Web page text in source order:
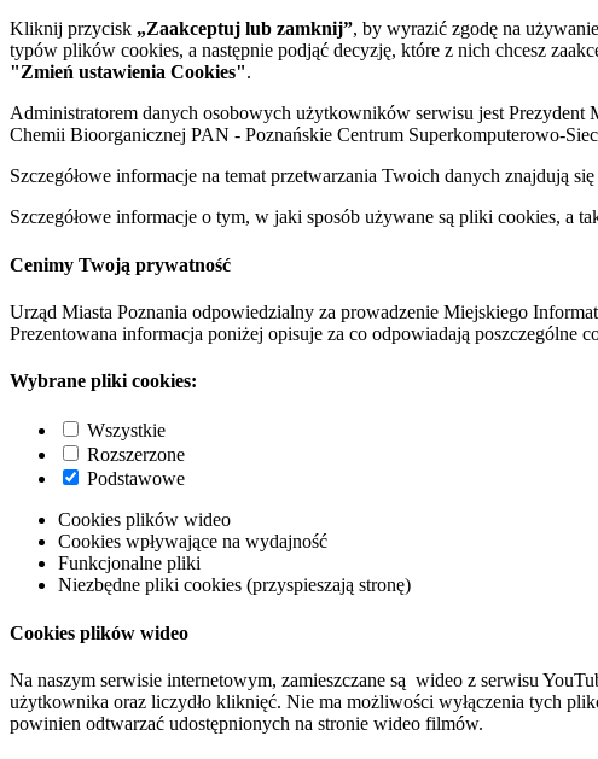
Kliknij przycisk „Zaakceptuj lub zamknij”, by wyrazić zgodę na
typów plików cookies, a następnie podjąć decyzję, które z nich chcesz
"Zmień ustawienia Cookies".
Administratorem danych osobowych użytkowników serwisu jest Prezydent
Chemii Bioorganicznej PAN - Poznańskie Centrum Superkomputerowo-
Szczegółowe informacje na temat przetwarzania Twoich danych znajdują
Szczegółowe informacje o tym, w jaki sposób używane są pliki cookies, a
Cenimy Twoją prywatność
Urząd Miasta Poznania odpowiedzialny za prowadzenie Miejskiego
Prezentowana informacja poniżej opisuje za co odpowiadają
Wybrane pliki cookies:
Wszystkie
Rozszerzone
Podstawowe
Cookies plików wideo
Cookies wpływające na wydajność
Funkcjonalne pliki
Niezbędne pliki cookies (przyspieszają stronę)
Cookies plików wideo
Na naszym serwisie internetowym, zamieszczane są wideo z serwisu
użytkownika oraz liczydło kliknięć. Nie ma możliwości wyłączenia tych
powinien odtwarzać udostępnionych na stronie wideo filmów.